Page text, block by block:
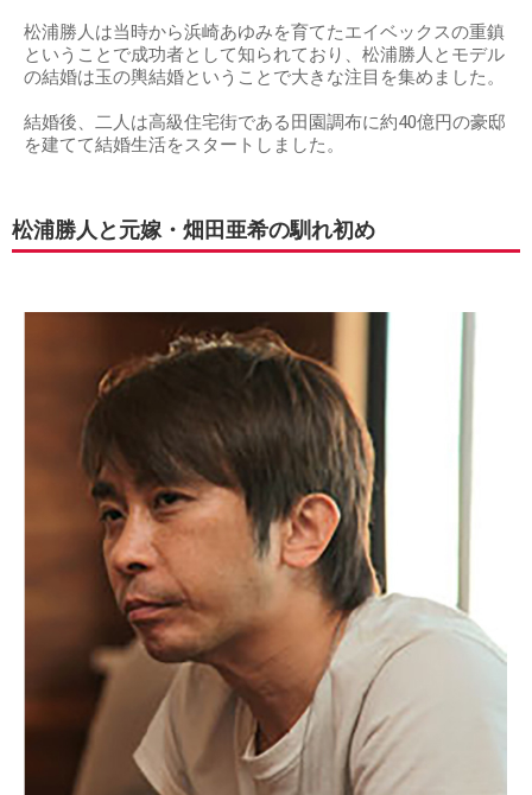
松浦勝人は当時から浜崎あゆみを育てたエイベックスの重鎮
ということで成功者として知られており、松浦勝人とモデル
の結婚は玉の輿結婚ということで大きな注目を集めました。
結婚後、二人は高級住宅街である田園調布に約40億円の豪邸
を建てて結婚生活をスタートしました。
松浦勝人と元嫁・畑田亜希の馴れ初め